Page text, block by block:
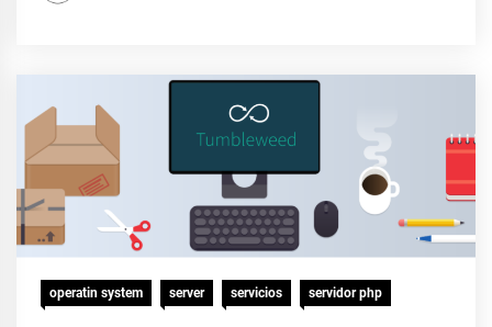
operatin system server servicios servidor php